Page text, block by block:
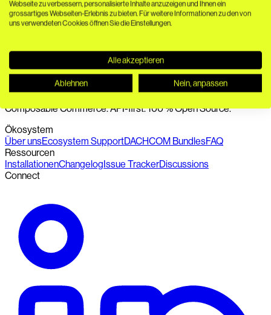
Composable Commerce. API-first. 100 % Open Source.
Ökosystem
Über unsEcosystem SupportDACHCOM BundlesFAQ
Ressourcen
InstallationenChangelogIssue TrackerDiscussions
Connect
Webseite zu verbessern, personalisierte Inhalte anzuzeigen und Ihnen ein
grossartiges Webseiten-Erlebnis zu bieten. Für weitere Informationen zu den von
uns verwendeten Cookies öffnen Sie die Einstellungen.
Alle akzeptieren
Ablehnen Nein, anpassen